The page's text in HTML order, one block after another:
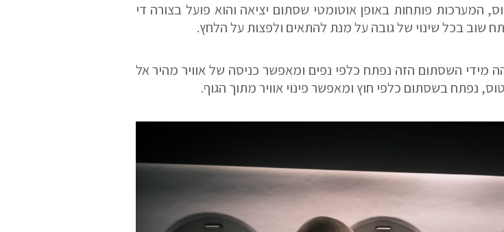
המערכות פותחות באופן אוטומטי שסתום יציאה והוא פועל בצורה די
שוב בכל שינוי של גובה על מנת להתאים ולפצות על הלחץ.
מידי השסתום הזה נפתח כלפי נפים ומאפשר כניסה של אוויר מהיר אל
נפתח בשסתום כלפי חוץ ומאפשר פינוי אוויר מתוך הגוף.
שם פרטי שם משפחה
דוא"ל טלפון